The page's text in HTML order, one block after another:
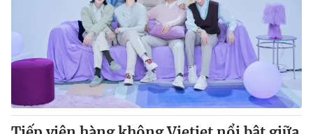
Tin tức
Thế giới đó đây
Câu chuyện quốc tế
Kinh tế
Tài chính
Thị trường
Dữ liệu và đời sống